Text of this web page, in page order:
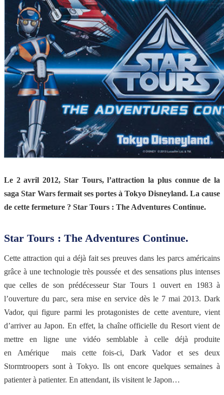
Le 2 avril 2012, Star Tours, l’attraction la plus connue de la
saga Star Wars fermait ses portes à Tokyo Disneyland. La cause
de cette fermeture ? Star Tours : The Adventures Continue.
Star Tours : The Adventures Continue.
Cette attraction qui a déjà fait ses preuves dans les parcs américains
grâce à une technologie très poussée et des sensations plus intenses
que celles de son prédécesseur Star Tours 1 ouvert en 1983 à
l’ouverture du parc, sera mise en service dès le 7 mai 2013. Dark
Vador, qui figure parmi les protagonistes de cette aventure, vient
d’arriver au Japon. En effet, la chaîne officielle du Resort vient de
mettre en ligne une vidéo semblable à celle déjà produite
en Amérique mais cette fois-ci, Dark Vador et ses deux
Stormtroopers sont à Tokyo. Ils ont encore quelques semaines à
patienter à patienter. En attendant, ils visitent le Japon…